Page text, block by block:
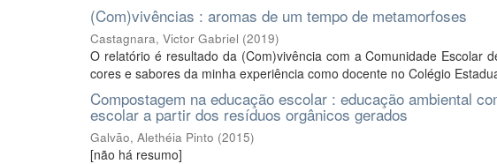
(Com)vivências : aromas de um tempo de metamorfoses
Castagnara, Victor Gabriel (2019)
O relatório é resultado da (Com)vivência com a Comunidade Escolar
cores e sabores da minha experiência como docente no Colégio
Compostagem na educação escolar : educação ambiental
escolar a partir dos resíduos orgânicos gerados
Galvão, Alethéia Pinto (2015)
[não há resumo]